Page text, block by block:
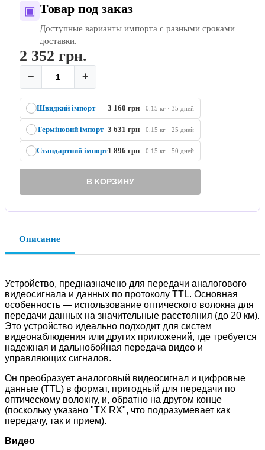
▣ Товар под заказ
Доступные варианты импорта с разными сроками
доставки.
2 352 грн.
− +
Швидкий імпорт 3 160 грн 0.15 кг · 35 дней
Терміновий імпорт 3 631 грн 0.15 кг · 25 дней
Стандартний імпорт1 896 грн 0.15 кг · 50 дней
В КОРЗИНУ
Описание
Устройство, предназначено для передачи аналогового
видеосигнала и данных по протоколу TTL. Основная
особенность — использование оптического волокна для
передачи данных на значительные расстояния (до 20 км).
Это устройство идеально подходит для систем
видеонаблюдения или других приложений, где требуется
надежная и дальнобойная передача видео и
управляющих сигналов.
Он преобразует аналоговый видеосигнал и цифровые
данные (TTL) в формат, пригодный для передачи по
оптическому волокну, и, обратно на другом конце
(поскольку указано "TX RX", что подразумевает как
передачу, так и прием).
Видео